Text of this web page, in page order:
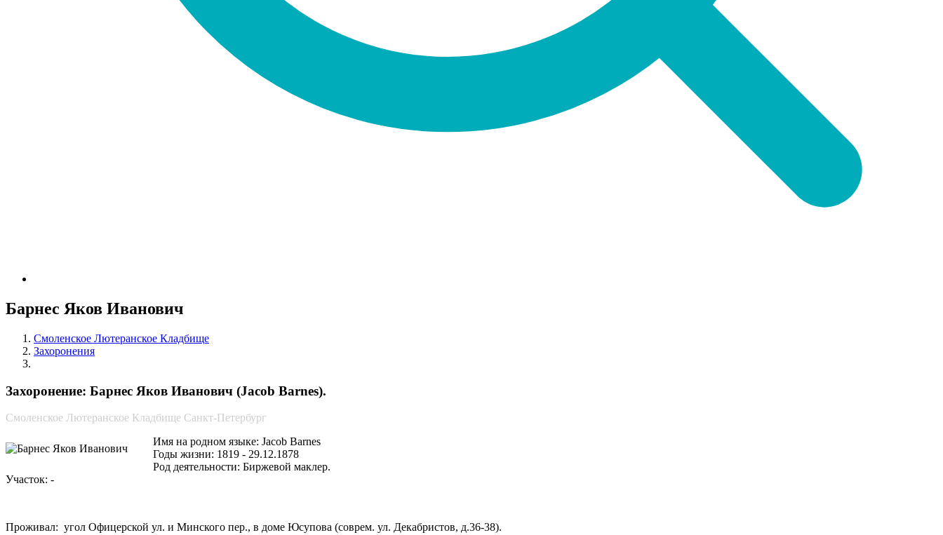
Барнес Яков Иванович
Смоленское Лютеранское Кладбище
Захоронения
Захоронение: Барнес Яков Иванович (Jacob Barnes).
Смоленское Лютеранское Кладбище Санкт-Петербург
Имя на родном языке: Jacob Barnes
Годы жизни: 1819 - 29.12.1878
Род деятельности: Биржевой маклер.
Участок: -
Проживал: угол Офицерской ул. и Минского пер., в доме Юсупова (соврем. ул. Декабристов, д.36-38).